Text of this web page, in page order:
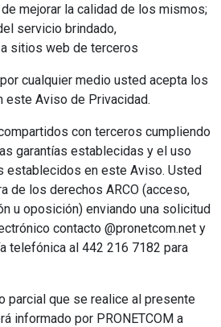
mejorar la calidad de los mismos;
servicio brindado,
sitios web de terceros
cualquier medio usted acepta los
este Aviso de Privacidad.
con terceros cumpliendo
garantías establecidas y el uso
establecidos en este Aviso. Usted
de los derechos ARCO (acceso,
u oposición) enviando una solicitud
contacto @pronetcom.net y
telefónica al 442 216 7182 para
parcial que se realice al presente
informado por PRONETCOM a